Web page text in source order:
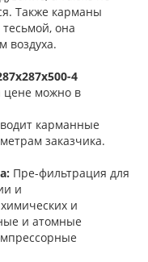
Также карманы
она
воздуха.
4
цене можно в
карманные
заказчика.
Пре-фильтрация для
и
и
и атомные